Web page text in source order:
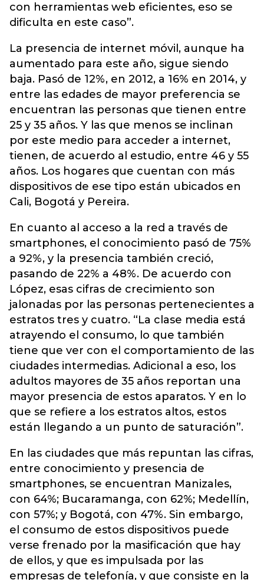
con herramientas web eficientes, eso se
dificulta en este caso”.
La presencia de internet móvil, aunque ha
aumentado para este año, sigue siendo
baja. Pasó de 12%, en 2012, a 16% en 2014, y
entre las edades de mayor preferencia se
encuentran las personas que tienen entre
25 y 35 años. Y las que menos se inclinan
por este medio para acceder a internet,
tienen, de acuerdo al estudio, entre 46 y 55
años. Los hogares que cuentan con más
dispositivos de ese tipo están ubicados en
Cali, Bogotá y Pereira.
En cuanto al acceso a la red a través de
smartphones, el conocimiento pasó de 75%
a 92%, y la presencia también creció,
pasando de 22% a 48%. De acuerdo con
López, esas cifras de crecimiento son
jalonadas por las personas pertenecientes a
estratos tres y cuatro. “La clase media está
atrayendo el consumo, lo que también
tiene que ver con el comportamiento de las
ciudades intermedias. Adicional a eso, los
adultos mayores de 35 años reportan una
mayor presencia de estos aparatos. Y en lo
que se refiere a los estratos altos, estos
están llegando a un punto de saturación”.
En las ciudades que más repuntan las cifras,
entre conocimiento y presencia de
smartphones, se encuentran Manizales,
con 64%; Bucaramanga, con 62%; Medellín,
con 57%; y Bogotá, con 47%. Sin embargo,
el consumo de estos dispositivos puede
verse frenado por la masificación que hay
de ellos, y que es impulsada por las
empresas de telefonía, y que consiste en la